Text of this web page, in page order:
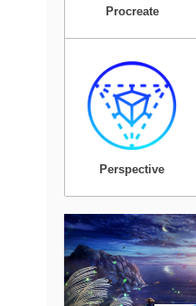
Procreate
Perspective